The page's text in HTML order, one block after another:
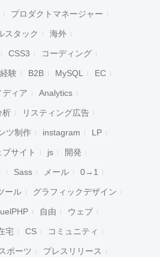
プロダクトマネージャー
スタック 海外
CSS3 コーディング
験 B2B MySQL EC
ディア Analytics
析 リスティング広告
ツ制作 instagram LP
ブサイト js 開発
Sass メール 0→1
ール グラフィックデザイン
自由 ウェブ
宅 CS コミュニティ
ポーツ プレスリリース